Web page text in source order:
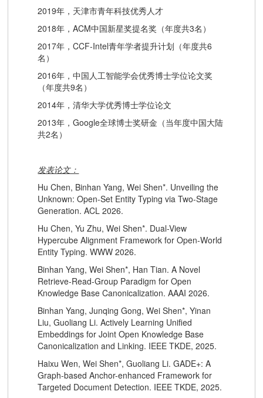
2019年，天津市青年科技优秀人才
2018年，ACM中国新星奖提名奖（年度共3名）
2017年，CCF-Intel青年学者提升计划（年度共6
名）
2016年，中国人工智能学会优秀博士学位论文奖
（年度共9名）
2014年，清华大学优秀博士学位论文
2013年，Google全球博士奖研金（当年度中国大陆
共2名）
发表论文：
Hu Chen, Binhan Yang, Wei Shen*. Unveiling the
Unknown: Open-Set Entity Typing via Two-Stage
Generation. ACL 2026.
Hu Chen, Yu Zhu, Wei Shen*. Dual-View
Hypercube Alignment Framework for Open-World
Entity Typing. WWW 2026.
Binhan Yang, Wei Shen*, Han Tian. A Novel
Retrieve-Read-Group Paradigm for Open
Knowledge Base Canonicalization. AAAI 2026.
Binhan Yang, Junqing Gong, Wei Shen*, Yinan
Liu, Guoliang Li. Actively Learning Unified
Embeddings for Joint Open Knowledge Base
Canonicalization and Linking. IEEE TKDE, 2025.
Haixu Wen, Wei Shen*, Guoliang Li. GADE+: A
Graph-based Anchor-enhanced Framework for
Targeted Document Detection. IEEE TKDE, 2025.